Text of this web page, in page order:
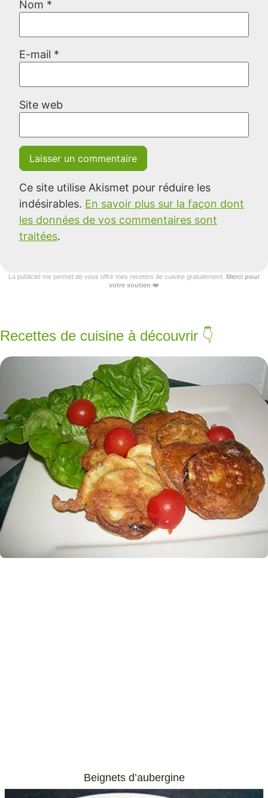
Nom *
E-mail *
Site web
Ce site utilise Akismet pour réduire les
indésirables. En savoir plus sur la façon dont
les données de vos commentaires sont
traitées.
La publicité me permet de vous offrir mes recettes de cuisine gratuitement. Merci pour
votre soutien ❤️
Recettes de cuisine à découvrir 👇
Beignets d’aubergine